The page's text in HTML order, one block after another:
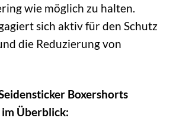
wie möglich zu halten.
sich aktiv für den Schutz
die Reduzierung von
Boxershorts
im Überblick: